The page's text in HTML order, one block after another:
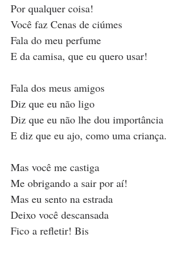
Por qualquer coisa!
Você faz Cenas de ciúmes
Fala do meu perfume
E da camisa, que eu quero usar!
Fala dos meus amigos
Diz que eu não ligo
Diz que eu não lhe dou importância
E diz que eu ajo, como uma criança.
Mas você me castiga
Me obrigando a sair por aí!
Mas eu sento na estrada
Deixo você descansada
Fico a refletir! Bis